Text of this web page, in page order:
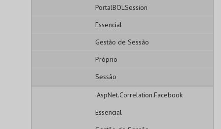
PortalBOLSession
Essencial
Gestão de Sessão
Próprio
Sessão
.AspNet.Correlation.Facebook
Essencial